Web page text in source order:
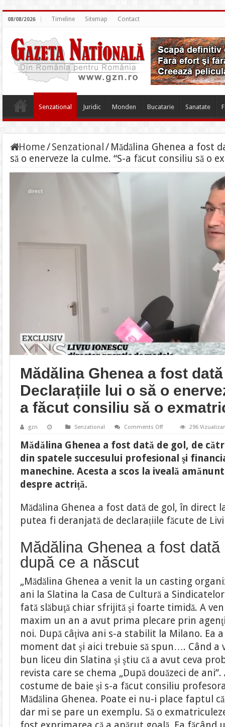
08/08/2026 Timeline Sitemap Contact
Senzational Juridic Monden Bucatarie Sanatate
Home/Senzational / Mădălina Ghenea a fost
să o enerveze la culme. “S-a făcut consiliu să o
Mădălina Ghenea a fost
Declarațiile lui o să o
a făcut consiliu să o
gzn Senzational Comments Offon
a
fost
dată
gol.
o
enerveze
la
culme.
făcut
consiliu
296
Mădălina Ghenea a fost dată de gol, de
din spatele succesului profesional şi
manechine. Acesta a scos la iveală
despre actriță.
Mădălina Ghenea a fost dată de gol, în direct
putea fi deranjată de declarațiile făcute de
Mădălina Ghenea a fost
după ce a născut
„Mădălina Ghenea a venit la un casting
ani la Slatina la Casa de Cultură a
fată slăbuţă chiar sfrijită şi foarte timidă. A
maxim un an a avut prima plecare prin
noi. După câţiva ani s-a stabilit la Milano. Ea
moment dat şi aici trebuie să spun…. Când a
bun liceu din Slatina şi ştiu că a avut ceva
revista care se chema „După douăzeci de
costume de baie şi s-a făcut consiliu
Mădălina Ghenea. Poate ei nu-i place faptul
dar mi se pare un exemplu. Să o